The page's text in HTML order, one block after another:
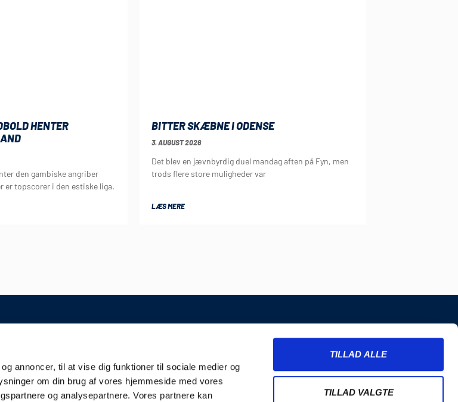
annoncer, til at vise dig funktioner til sociale medier og
om din brug af vores hjemmeside med vores
og analysepartnere. Vores partnere kan
TILLAD ALLE
TILLAD VALGTE
HENTER
den gambiske angriber
er topscorer i den estiske liga.
BITTER SKÆBNE I ODENSE
3. AUGUST 2026
Det blev en jævnbyrdig duel mandag aften på Fyn, men
trods flere store muligheder var
LÆS MERE
Kampplan
Bliv partner
Merchandise